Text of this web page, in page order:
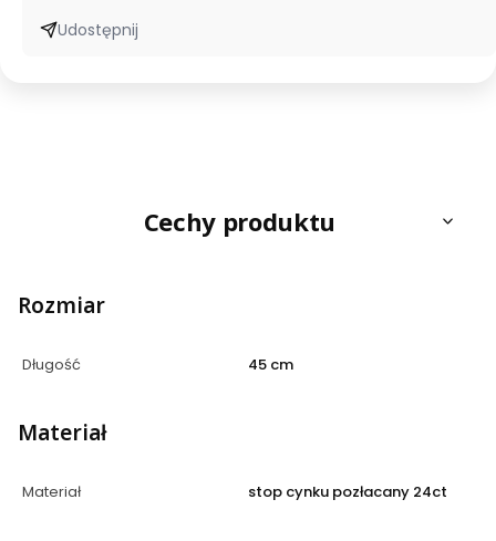
Udostępnij
Cechy produktu
Rozmiar
Długość 45 cm
Materiał
Materiał stop cynku pozłacany 24ct